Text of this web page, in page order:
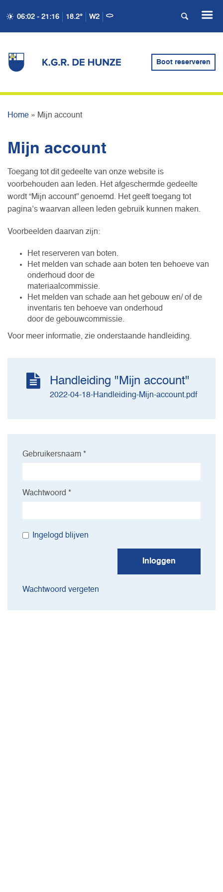
06:02 - 21:16 18.2° W2
Boot reserveren
Home » Mijn account
Mijn account
Toegang tot dit gedeelte van onze website is
voorbehouden aan leden. Het afgeschermde gedeelte
wordt “Mijn account” genoemd. Het geeft toegang tot
pagina’s waarvan alleen leden gebruik kunnen maken.
Voorbeelden daarvan zijn:
Het reserveren van boten.
Het melden van schade aan boten ten behoeve van
onderhoud door de
materiaalcommissie.
Het melden van schade aan het gebouw en/ of de
inventaris ten behoeve van onderhoud
door de gebouwcommissie.
Voor meer informatie, zie onderstaande handleiding.
Handleiding "Mijn account"
2022-04-18-Handleiding-Mijn-account.pdf
Gebruikersnaam *
Wachtwoord *
Ingelogd blijven
Inloggen
Wachtwoord vergeten